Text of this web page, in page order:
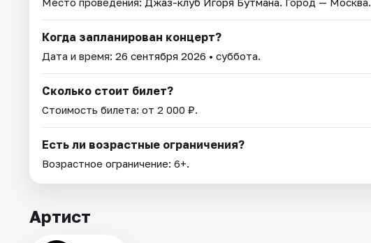
Когда запланирован концерт?
Дата и время: 26 сентября 2026 • суббота.
Сколько стоит билет?
Стоимость билета: от 2 000 ₽.
Есть ли возрастные ограничения?
Возрастное ограничение: 6+.
Артист